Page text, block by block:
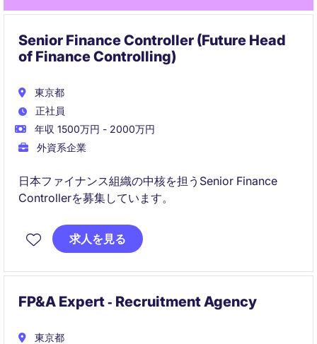
Senior Finance Controller (Future Head
of Finance Controlling)
東京都
正社員
年収 1500万円 - 2000万円
外資系企業
日本ファイナンス組織の中核を担うSenior Finance
Controllerを募集しています。
求人を見る
FP&A Expert ‐ Recruitment Agency
東京都